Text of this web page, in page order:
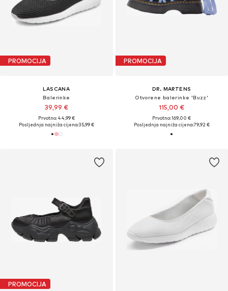
PROMOCIJA
LASCANA
Balerinke
39,99 €
Prvotno: 44,99 €
Posljednja najniža cijena:35,99 €
PROMOCIJA
DR. MARTENS
Otvorene balerinke 'Buzz'
115,00 €
Prvotno: 169,00 €
Posljednja najniža cijena:79,92 €
PROMOCIJA